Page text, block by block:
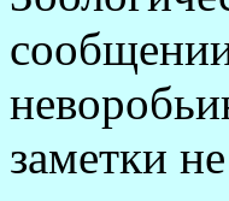
заметки